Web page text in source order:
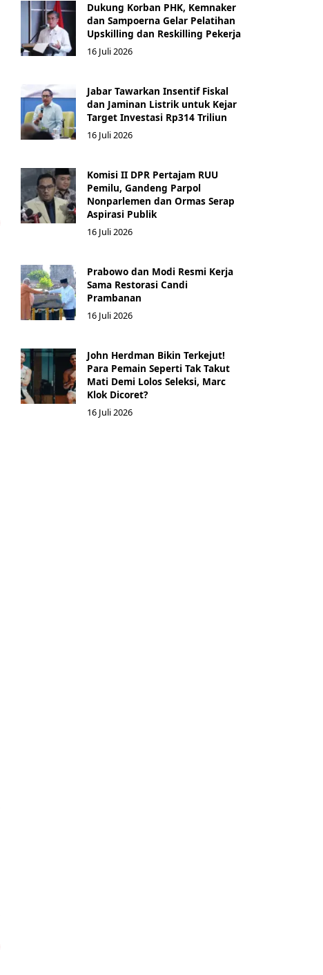
Dukung Korban PHK, Kemnaker
dan Sampoerna Gelar Pelatihan
Upskilling dan Reskilling Pekerja
16 Juli 2026
Jabar Tawarkan Insentif Fiskal
dan Jaminan Listrik untuk Kejar
Target Investasi Rp314 Triliun
16 Juli 2026
Komisi II DPR Pertajam RUU
Pemilu, Gandeng Parpol
Nonparlemen dan Ormas Serap
Aspirasi Publik
16 Juli 2026
Prabowo dan Modi Resmi Kerja
Sama Restorasi Candi
Prambanan
16 Juli 2026
John Herdman Bikin Terkejut!
Para Pemain Seperti Tak Takut
Mati Demi Lolos Seleksi, Marc
Klok Dicoret?
16 Juli 2026